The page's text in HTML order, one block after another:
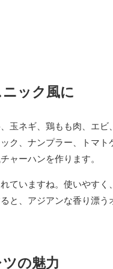
ック風に
玉ネギ、鶏もも肉、エ
ク、ナンプラー、トマト
ャーハンを作ります。
ていますね。使いやす
と、アジアンな香り漂う
の魅力